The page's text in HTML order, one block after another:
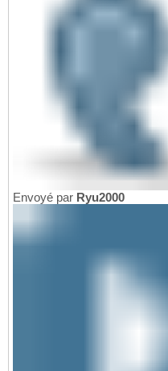
Envoyé par Ryu2000